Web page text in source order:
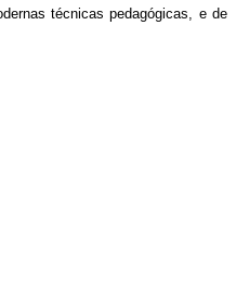
técnicas pedagógicas, e de